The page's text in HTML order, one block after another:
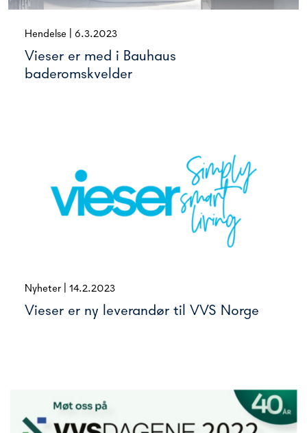
Hendelse 6.3.2023
Vieser er med i Bauhaus
baderomskvelder
Nyheter 14.2.2023
Vieser er ny leverandør til VVS Norge